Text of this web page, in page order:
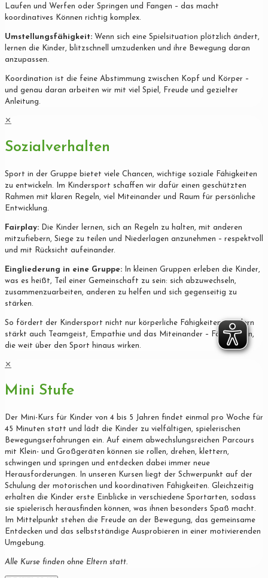
Laufen und Werfen oder Springen und Fangen – das macht
koordinatives Können richtig komplex.
Umstellungsfähigkeit: Wenn sich eine Spielsituation plötzlich ändert,
lernen die Kinder, blitzschnell umzudenken und ihre Bewegung daran
anzupassen.
Koordination ist die feine Abstimmung zwischen Kopf und Körper –
und genau daran arbeiten wir mit viel Spiel, Freude und gezielter
Anleitung.
✕
Sozialverhalten
Sport in der Gruppe bietet viele Chancen, wichtige soziale Fähigkeiten
zu entwickeln. Im Kindersport schaffen wir dafür einen geschützten
Rahmen mit klaren Regeln, viel Miteinander und Raum für persönliche
Entwicklung.
Fairplay: Die Kinder lernen, sich an Regeln zu halten, mit anderen
mitzufiebern, Siege zu teilen und Niederlagen anzunehmen – respektvoll
und mit Rücksicht aufeinander.
Eingliederung in eine Gruppe: In kleinen Gruppen erleben die Kinder,
was es heißt, Teil einer Gemeinschaft zu sein: sich abzuwechseln,
zusammenzuarbeiten, anderen zu helfen und sich gegenseitig zu
stärken.
So fördert der Kindersport nicht nur körperliche Fähigkeiten, sondern
stärkt auch Teamgeist, Empathie und das Miteinander – Fähigkeiten,
die weit über den Sport hinaus wirken.
✕
Mini Stufe
Der Mini-Kurs für Kinder von 4 bis 5 Jahren findet einmal pro Woche für
45 Minuten statt und lädt die Kinder zu vielfältigen, spielerischen
Bewegungserfahrungen ein. Auf einem abwechslungsreichen Parcours
mit Klein- und Großgeräten können sie rollen, drehen, klettern,
schwingen und springen und entdecken dabei immer neue
Herausforderungen. In unseren Kursen liegt der Schwerpunkt auf der
Schulung der motorischen und koordinativen Fähigkeiten. Gleichzeitig
erhalten die Kinder erste Einblicke in verschiedene Sportarten, sodass
sie spielerisch herausfinden können, was ihnen besonders Spaß macht.
Im Mittelpunkt stehen die Freude an der Bewegung, das gemeinsame
Entdecken und das selbstständige Ausprobieren in einer motivierenden
Umgebung.
Alle Kurse finden ohne Eltern statt.